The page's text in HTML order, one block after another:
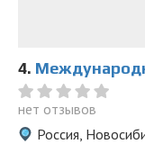
4. Международное бюро
нет отзывов
Россия,